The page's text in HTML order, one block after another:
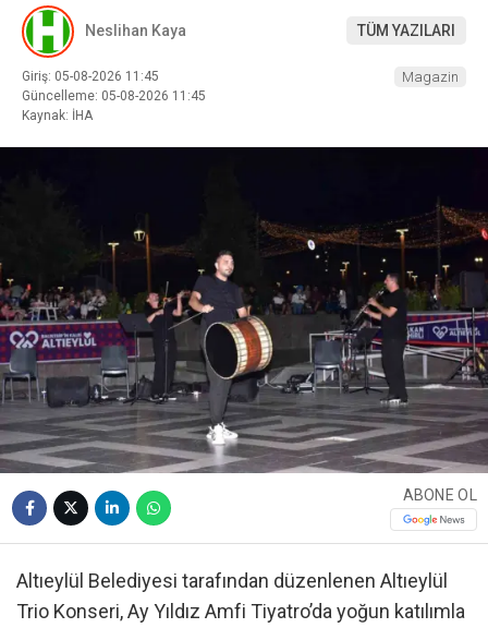
Neslihan Kaya TÜM YAZILARI
Giriş: 05-08-2026 11:45
Güncelleme: 05-08-2026 11:45
Kaynak: İHA
Magazin
ABONE OL
Altıeylül Belediyesi tarafından düzenlenen Altıeylül
Trio Konseri, Ay Yıldız Amfi Tiyatro’da yoğun katılımla